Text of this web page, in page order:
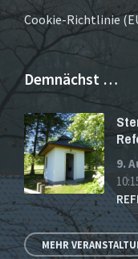
Cookie-Richtlinie
Demnächst …
9.
MEHR